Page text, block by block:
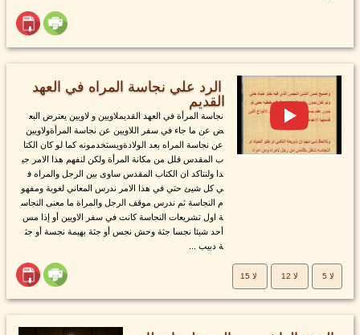
الرد علي نجاسة المراه في العهد
القديم
نجاسة المرأة في العهد القديملاويين و لاويين يعترض البع
ض عن ما جاء في سفر اللاويين عن نجاسة المرأةولاويين
عن نجاسة المراه بعد الولادةويستخدمونه كما لو كان الكتا
ب المقدس قلل من مكانة المرأة ولكن لنفهم هذا الامر جي
دا ولنتاكد ان الكتاب المقدس ساوى بين الرجل والمراه ف
ي كل شيئ حتي في هذا الامر ندرس المعاني لغوية ومفهو
م النجاسة ثم ندرس موقف الرجل والمراة ما معنى النجاس
ة اول تشريعات النجاسة كانت في سفر الاويين أو إذا مس
أحد شيئا نجسا جثة وحش نجس أو جثة بهيمة نجسة أو جث
ة دبيب ...
لا 5 لا 12 لا 15